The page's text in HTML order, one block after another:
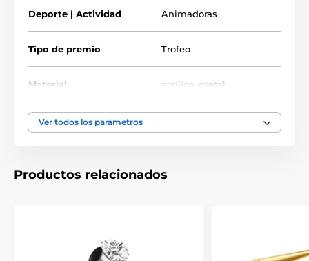
Deporte | Actividad Animadoras
Tipo de premio Trofeo
Material acrílico metal
Ver todos los parámetros
Productos relacionados